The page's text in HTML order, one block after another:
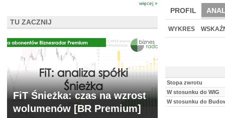
PROFIL
WYCENA BR
WYKRES
Stopa zwrotu
W stosunku do WIG
W stosunku do
więcej »
TU ZACZNIJ
FiT Śnieżka: czas na wzrost
wolumenów [BR Premium]